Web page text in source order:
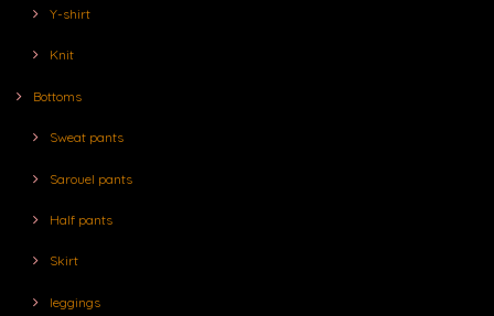
Y-shirt
Knit
Bottoms
Sweat pants
Sarouel pants
Half pants
Skirt
leggings